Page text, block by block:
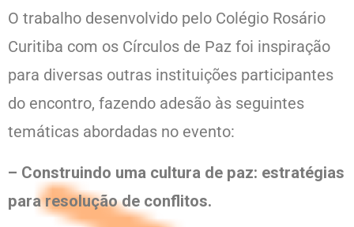
O trabalho desenvolvido pelo Colégio Rosário
Curitiba com os Círculos de Paz foi inspiração
para diversas outras instituições participantes
do encontro, fazendo adesão às seguintes
temáticas abordadas no evento:
– Construindo uma cultura de paz: estratégias
para resolução de conflitos.